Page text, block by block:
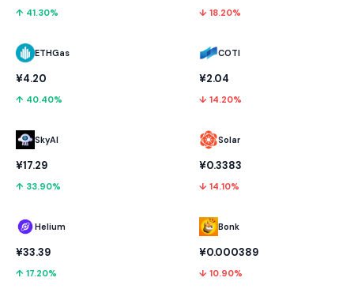
↑ 41.30%
ETHGas
¥4.20
↑ 40.40%
SkyAI
¥17.29
↑ 33.90%
Helium
¥33.39
↑ 17.20%
↓ 18.20%
COTI
¥2.04
↓ 14.20%
Solar
¥0.3383
↓ 14.10%
Bonk
¥0.000389
↓ 10.90%